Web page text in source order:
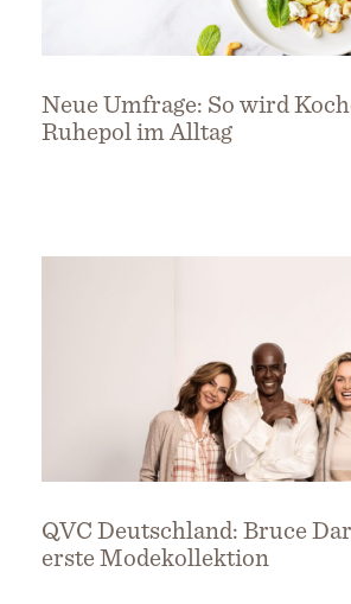
Neue Umfrage: So wird
Ruhepol im Alltag
QVC Deutschland: Bruce
erste Modekollektion